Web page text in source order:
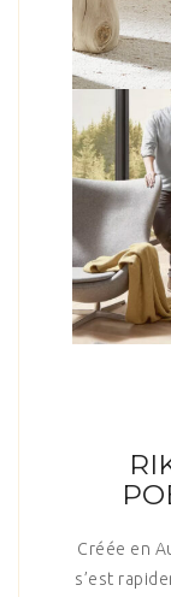
Créée en
s’est